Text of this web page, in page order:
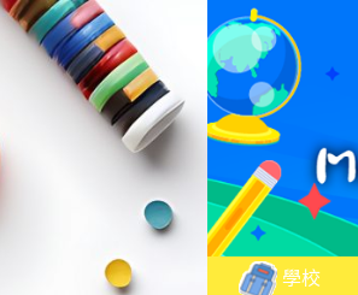
Skip
content
學校